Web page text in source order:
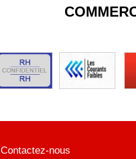
Contactez-nous